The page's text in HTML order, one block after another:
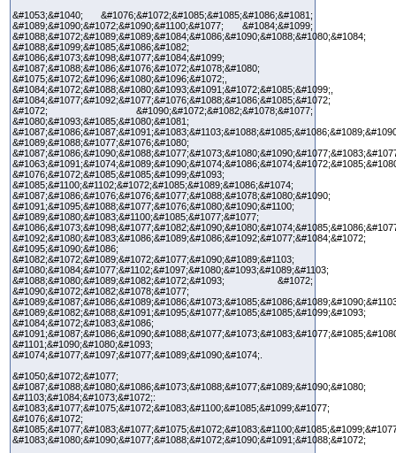
&#1053;&#1040; &#1076;&#1072;&#1085;&#1085;&#1086;&#1081;
&#1089;&#1090;&#1072;&#1090;&#1100;&#1077; &#1084;&#1099;
&#1088;&#1072;&#1089;&#1089;&#1084;&#1086;&#1090;&#1088;&#1080;&#1084;
&#1088;&#1099;&#1085;&#1086;&#1082;
&#1086;&#1073;&#1098;&#1077;&#1084;&#1099;
&#1087;&#1088;&#1086;&#1076;&#1072;&#1078;&#1080;
&#1075;&#1072;&#1096;&#1080;&#1096;&#1072;,
&#1084;&#1072;&#1088;&#1080;&#1093;&#1091;&#1072;&#1085;&#1099;,
&#1084;&#1077;&#1092;&#1077;&#1076;&#1088;&#1086;&#1085;&#1072;
&#1072; &#1090;&#1072;&#1082;&#1078;&#1077;
&#1080;&#1093;&#1085;&#1080;&#1081;
&#1089;&#1088;&#1077;&#1076;&#1080;
&#1076;&#1072;&#1085;&#1085;&#1099;&#1093;
&#1085;&#1100;&#1102;&#1072;&#1085;&#1089;&#1086;&#1074;
&#1087;&#1086;&#1076;&#1076;&#1077;&#1088;&#1078;&#1080;&#1090;
&#1091;&#1095;&#1088;&#1077;&#1076;&#1080;&#1090;&#1100;
&#1089;&#1080;&#1083;&#1100;&#1085;&#1077;&#1077;
&#1092;&#1080;&#1083;&#1086;&#1089;&#1086;&#1092;&#1077;&#1084;&#1072;
&#1095;&#1090;&#1086;
&#1082;&#1072;&#1089;&#1072;&#1077;&#1090;&#1089;&#1103;
&#1080;&#1084;&#1077;&#1102;&#1097;&#1080;&#1093;&#1089;&#1103;
&#1088;&#1080;&#1089;&#1082;&#1072;&#1093; &#1072;
&#1090;&#1072;&#1082;&#1078;&#1077;
&#1089;&#1082;&#1088;&#1091;&#1095;&#1077;&#1085;&#1085;&#1099;&#1093;
&#1084;&#1072;&#1083;&#1086;
&#1101;&#1090;&#1080;&#1093;
&#1074;&#1077;&#1097;&#1077;&#1089;&#1090;&#1074;.
&#1050;&#1072;&#1077;
&#1087;&#1088;&#1080;&#1086;&#1073;&#1088;&#1077;&#1089;&#1090;&#1080;
&#1103;&#1084;&#1073;&#1072;:
&#1083;&#1077;&#1075;&#1072;&#1083;&#1100;&#1085;&#1099;&#1077;
&#1076;&#1072;
&#1083;&#1080;&#1090;&#1077;&#1088;&#1072;&#1090;&#1091;&#1088;&#1072;